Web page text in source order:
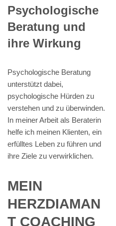
Psychologische
Beratung und
ihre Wirkung
Psychologische Beratung
unterstützt dabei,
psychologische Hürden zu
verstehen und zu überwinden.
In meiner Arbeit als Beraterin
helfe ich meinen Klienten, ein
erfülltes Leben zu führen und
ihre Ziele zu verwirklichen.
MEIN
HERZDIAMAN
T COACHING